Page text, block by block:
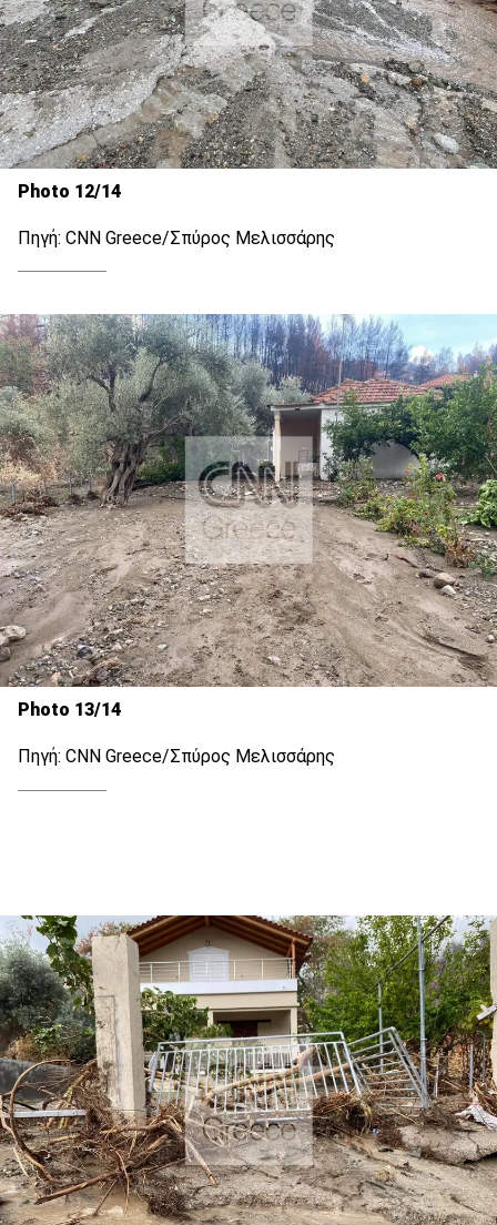
Photo 12/14
Πηγή: CNN Greece/Σπύρος Μελισσάρης
Photo 13/14
Πηγή: CNN Greece/Σπύρος Μελισσάρης